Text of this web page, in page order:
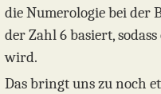
die Numerologie bei der
der Zahl 6 basiert,
wird.
Das bringt uns zu noch